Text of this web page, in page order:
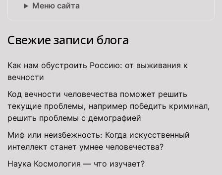
Меню сайта
Свежие записи блога
Как нам обустроить Россию: от выживания к
вечности
Код вечности человечества поможет решить
текущие проблемы, например победить криминал,
решить проблемы с демографией
Миф или неизбежность: Когда искусственный
интеллект станет умнее человечества?
Наука Космология — что изучает?